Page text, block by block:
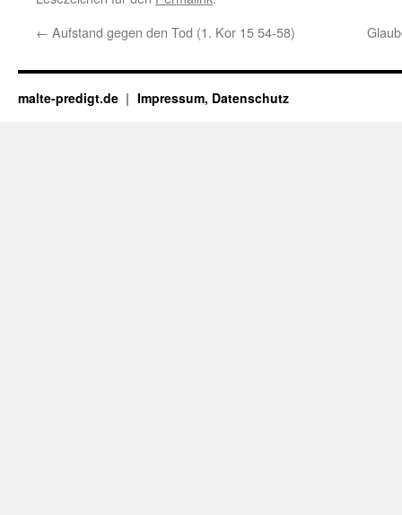
← Aufstand gegen den Tod (1. Kor 15 54-58)
malte-predigt.de Impressum, Datenschutz